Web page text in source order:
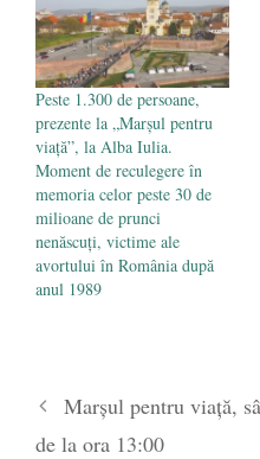
Peste 1.300 de persoane,
prezente la „Marșul pentru
viață”, la Alba Iulia.
Moment de reculegere în
memoria celor peste 30 de
milioane de prunci
nenăscuți, victime ale
avortului în România după
anul 1989
Marșul pentru viață,
de la ora 13:00